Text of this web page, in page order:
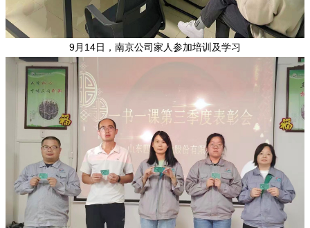
9月14日，南京公司家人参加培训及学习